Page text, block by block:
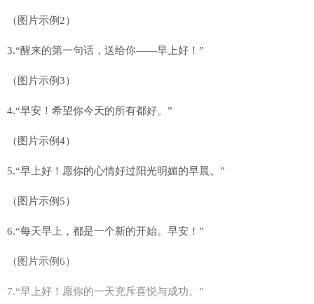
（图片示例2）
3.“醒来的第一句话，送给你——早上好！”
（图片示例3）
4.“早安！希望你今天的所有都好。”
（图片示例4）
5.“早上好！愿你的心情好过阳光明媚的早晨。”
（图片示例5）
6.“每天早上，都是一个新的开始。早安！”
（图片示例6）
7.“早上好！愿你的一天充斥喜悦与成功。”